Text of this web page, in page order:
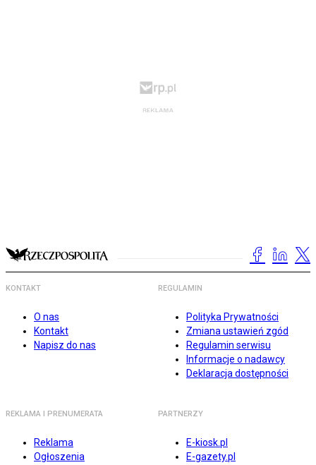
KONTAKT
O nas
Kontakt
Napisz do nas
REGULAMIN
Polityka Prywatności
Zmiana ustawień zgód
Regulamin serwisu
Informacje o nadawcy
Deklaracja dostępności
REKLAMA I PRENUMERATA
Reklama
Ogłoszenia
PARTNERZY
E-kiosk.pl
E-gazety.pl